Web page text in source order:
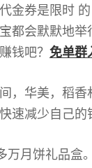
金券是限时
都会默默地举
钱吧？ 免单群
，华美，稻
速减少自己的
万月饼礼品盒